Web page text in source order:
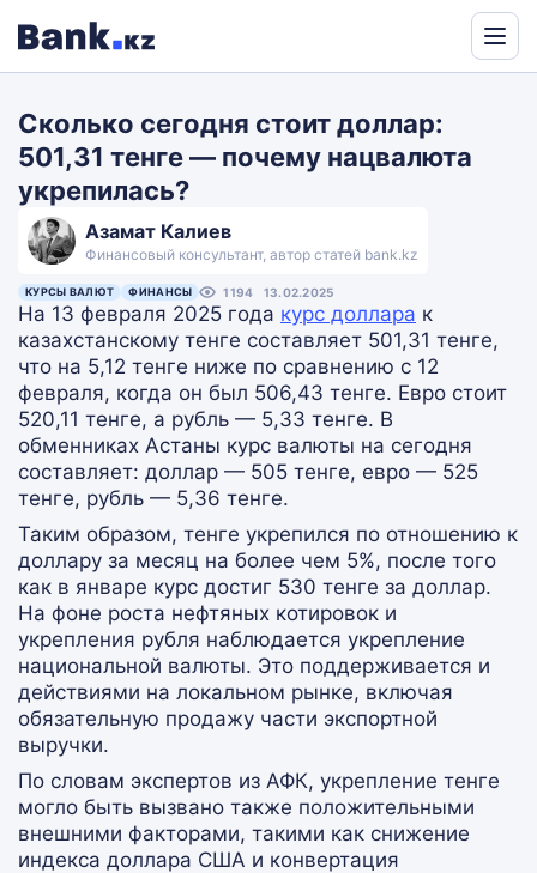
Translate
Сколько сегодня стоит доллар:
501,31 тенге — почему нацвалюта
укрепилась?
Азамат Калиев
Финансовый консультант, автор статей bank.kz
КУРСЫ ВАЛЮТ ФИНАНСЫ 1194 13.02.2025
На 13 февраля 2025 года курс доллара к
казахстанскому тенге составляет 501,31 тенге,
что на 5,12 тенге ниже по сравнению с 12
февраля, когда он был 506,43 тенге. Евро стоит
520,11 тенге, а рубль — 5,33 тенге. В
обменниках Астаны курс валюты на сегодня
составляет: доллар — 505 тенге, евро — 525
тенге, рубль — 5,36 тенге.
Таким образом, тенге укрепился по отношению к
доллару за месяц на более чем 5%, после того
как в январе курс достиг 530 тенге за доллар.
На фоне роста нефтяных котировок и
укрепления рубля наблюдается укрепление
национальной валюты. Это поддерживается и
действиями на локальном рынке, включая
обязательную продажу части экспортной
выручки.
По словам экспертов из АФК, укрепление тенге
могло быть вызвано также положительными
внешними факторами, такими как снижение
индекса доллара США и конвертация